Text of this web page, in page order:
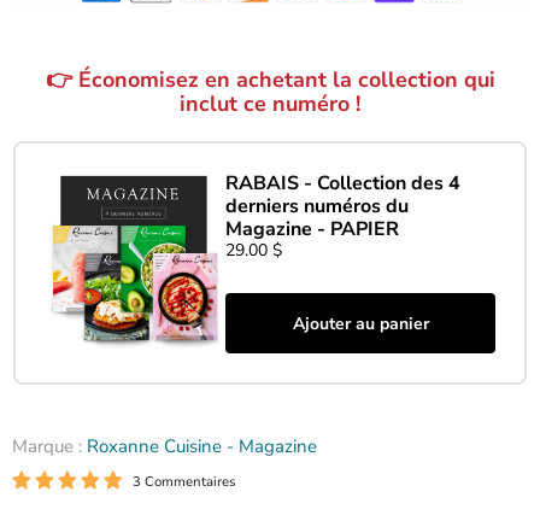
Marque : Roxanne Cuisine - Magazine
3 Commentaires